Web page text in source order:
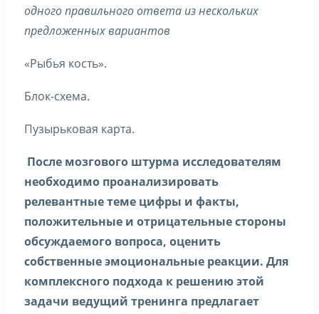
одного правильного ответа из нескольких
предложенных вариантов
«Рыбья кость».
Блок-схема.
Пузырьковая карта.
После мозгового штурма исследователям
необходимо проанализировать
релевантные теме цифры и факты,
положительные и отрицательные стороны
обсуждаемого вопроса, оценить
собственные эмоциональные реакции. Для
комплексного подхода к решению этой
задачи ведущий тренинга предлагает